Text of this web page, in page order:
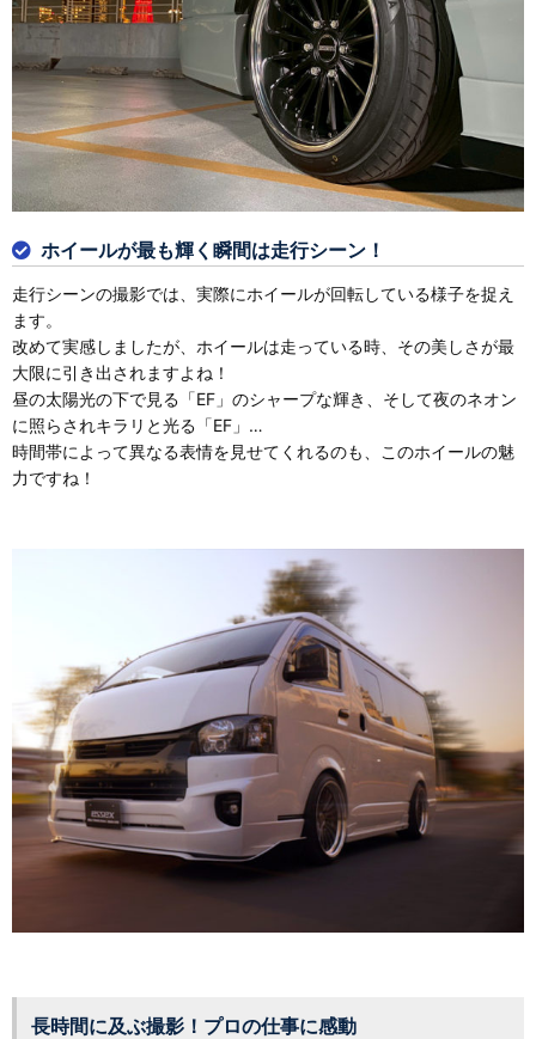
ホイールが最も輝く瞬間は走行シーン！
走行シーンの撮影では、実際にホイールが回転している様子を捉え
ます。
改めて実感しましたが、ホイールは走っている時、その美しさが最
大限に引き出されますよね！
昼の太陽光の下で見る「EF」のシャープな輝き、そして夜のネオン
に照らされキラリと光る「EF」…
時間帯によって異なる表情を見せてくれるのも、このホイールの魅
力ですね！
長時間に及ぶ撮影！プロの仕事に感動